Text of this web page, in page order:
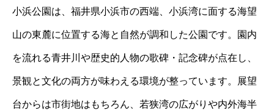
小浜公園は、福井県小浜市の西端、小浜湾に面する海望
山の東麓に位置する海と自然が調和した公園です。園内
を流れる青井川や歴史的人物の歌碑・記念碑が点在し、
景観と文化の両方が味わえる環境が整っています。展望
台からは市街地はもちろん、若狭湾の広がりや内外海半